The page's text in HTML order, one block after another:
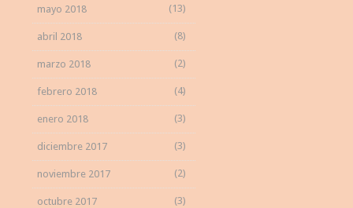
mayo 2018 (13)
abril 2018 (8)
marzo 2018 (2)
febrero 2018 (4)
enero 2018 (3)
diciembre 2017 (3)
noviembre 2017 (2)
octubre 2017 (3)